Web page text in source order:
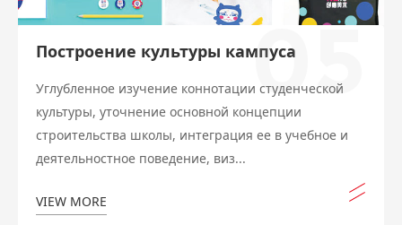
Построение культуры кампуса05
Углубленное изучение коннотации студенческой
культуры, уточнение основной концепции
строительства школы, интеграция ее в учебное и
деятельностное поведение, виз...
VIEW MORE